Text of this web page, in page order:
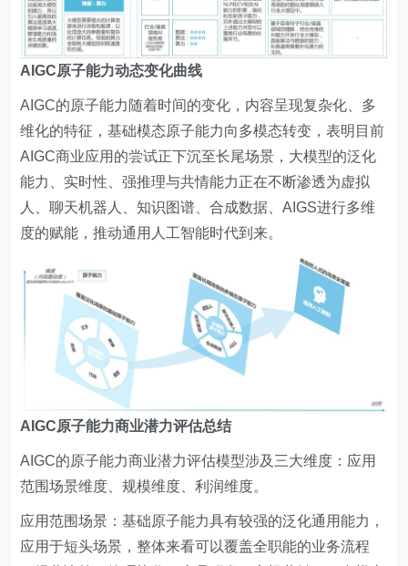
AIGC原子能力动态变化曲线
AIGC的原子能力随着时间的变化，内容呈现复杂化、多
维化的特征，基础模态原子能力向多模态转变，表明目前
AIGC商业应用的尝试正下沉至长尾场景，大模型的泛化
能力、实时性、强推理与共情能力正在不断渗透为虚拟
人、聊天机器人、知识图谱、合成数据、AIGS进行多维
度的赋能，推动通用人工智能时代到来。
AIGC原子能力商业潜力评估总结
AIGC的原子能力商业潜力评估模型涉及三大维度：应用
范围场景维度、规模维度、利润维度。
应用范围场景：基础原子能力具有较强的泛化通用能力，
应用于短头场景，整体来看可以覆盖全职能的业务流程